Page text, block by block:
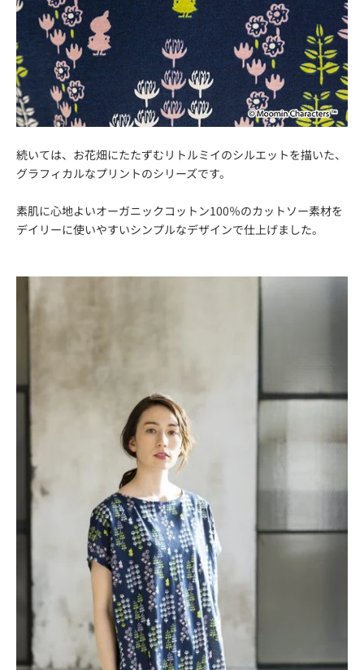
続いては、お花畑にたたずむリトルミイのシルエットを描いた、
グラフィカルなプリントのシリーズです。
素肌に心地よいオーガニックコットン100％のカットソー素材を
デイリーに使いやすいシンプルなデザインで仕上げました。